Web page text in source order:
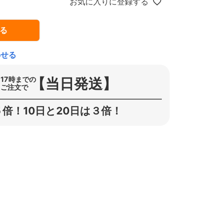
る
17時までの
ご注文で 【当日発送】
！10日と20日は３倍！